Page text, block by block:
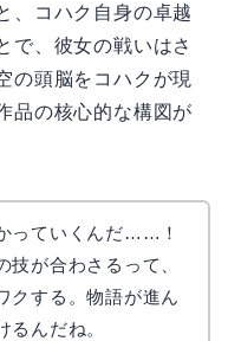
、コハク自身の卓越
で、彼女の戦いはさ
の頭脳をコハクが現
品の核心的な構図が
っていくんだ……！
技が合わさるって、
クする。物語が進ん
るんだね。